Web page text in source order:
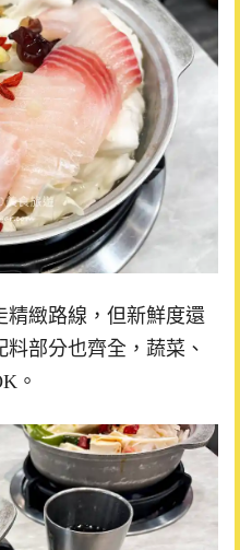
精緻路線，但新鮮度還
部分也齊全，蔬菜、
。